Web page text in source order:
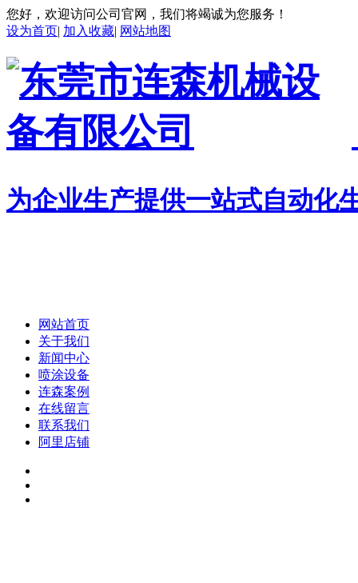
您好，欢迎访问公司官网，我们将竭诚为您服务！
设为首页| 加入收藏| 网站地图
为企业生产提供一站式自动化
网站首页
关于我们
新闻中心
喷涂设备
连森案例
在线留言
联系我们
阿里店铺